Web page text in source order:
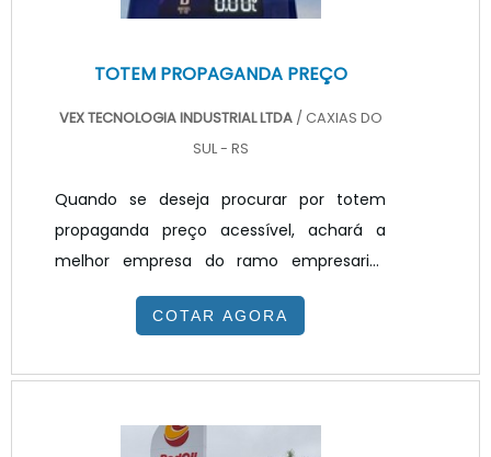
TOTEM PROPAGANDA PREÇO
VEX TECNOLOGIA INDUSTRIAL LTDA / CAXIAS DO
SUL - RS
Quando se deseja procurar por totem
propaganda preço acessível, achará a
melhor empresa do ramo empresarial.
Solicitando um orçamento na melhor
empresa do segmento e encontrando a
benefício.TOTEM PROPAGANDA PREÇO
totem propaganda preço justo e em uma
COTAR AGORA